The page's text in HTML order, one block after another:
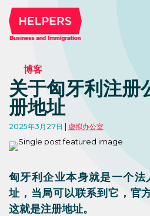
博客
关于匈牙利注册
册地址
2025年3月27日 虚拟办公室
匈牙利企业本身就是一个
址，当局可以联系到它，官
这就是注册地址。